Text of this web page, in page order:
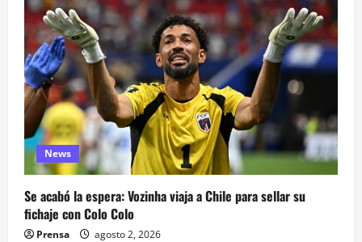
News
Se acabó la espera: Vozinha viaja a Chile para sellar su
fichaje con Colo Colo
Prensa agosto 2, 2026